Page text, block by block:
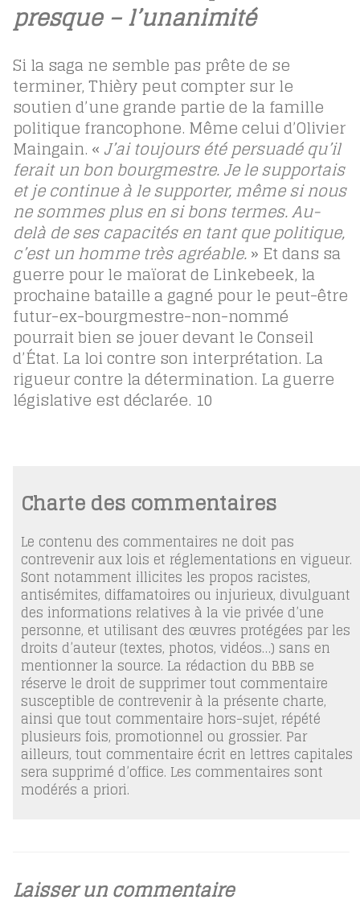
presque – l’unanimité
Si la saga ne semble pas prête de se
terminer, Thièry peut compter sur le
soutien d’une grande partie de la famille
politique francophone. Même celui d’Olivier
Maingain. « J’ai toujours été persuadé qu’il
ferait un bon bourgmestre. Je le supportais
et je continue à le supporter, même si nous
ne sommes plus en si bons termes. Au-
delà de ses capacités en tant que politique,
c’est un homme très agréable.» Et dans sa
guerre pour le maïorat de Linkebeek, la
prochaine bataille a gagné pour le peut-être
futur-ex-bourgmestre-non-nommé
pourrait bien se jouer devant le Conseil
d’État. La loi contre son interprétation. La
rigueur contre la détermination. La guerre
législative est déclarée. 10
Charte des commentaires
Le contenu des commentaires ne doit pas
contrevenir aux lois et réglementations en vigueur.
Sont notamment illicites les propos racistes,
antisémites, diffamatoires ou injurieux, divulguant
des informations relatives à la vie privée d’une
personne, et utilisant des œuvres protégées par les
droits d’auteur (textes, photos, vidéos…) sans en
mentionner la source. La rédaction du BBB se
réserve le droit de supprimer tout commentaire
susceptible de contrevenir à la présente charte,
ainsi que tout commentaire hors-sujet, répété
plusieurs fois, promotionnel ou grossier. Par
ailleurs, tout commentaire écrit en lettres capitales
sera supprimé d’office. Les commentaires sont
modérés a priori.
Laisser un commentaire